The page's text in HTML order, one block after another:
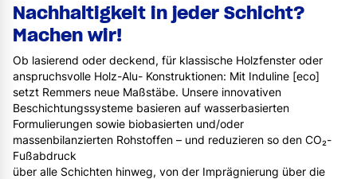
Nachhaltigkeit in jeder Schicht?
Machen wir!
Ob lasierend oder deckend, für klassische Holzfenster oder
anspruchsvolle Holz-Alu- Konstruktionen: Mit Induline [eco]
setzt Remmers neue Maßstäbe. Unsere innovativen
Beschichtungssysteme basieren auf wasserbasierten
Formulierungen sowie biobasierten und/oder
massenbilanzierten Rohstoffen – und reduzieren so den CO₂-
Fußabdruck
über alle Schichten hinweg, von der Imprägnierung über die